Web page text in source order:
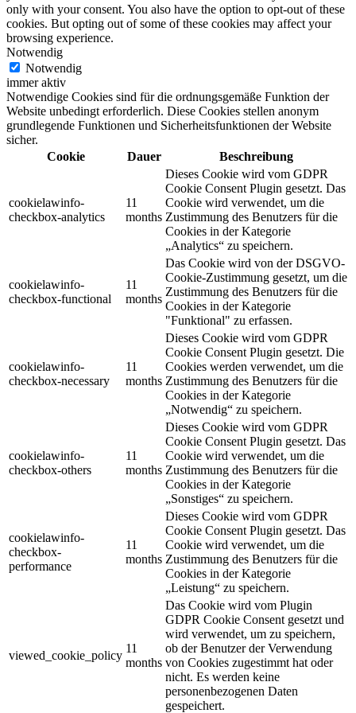
only with your consent. You also have the option to opt-out of these
cookies. But opting out of some of these cookies may affect your
browsing experience.
Notwendig
Notwendig
immer aktiv
Notwendige Cookies sind für die ordnungsgemäße Funktion der
Website unbedingt erforderlich. Diese Cookies stellen anonym
grundlegende Funktionen und Sicherheitsfunktionen der Website
sicher.
Cookie
Dauer Beschreibung
cookielawinfo-
checkbox-analytics
11
months
Dieses Cookie wird vom GDPR
Cookie Consent Plugin gesetzt. Das
Cookie wird verwendet, um die
Zustimmung des Benutzers für die
Cookies in der Kategorie
„Analytics“ zu speichern.
cookielawinfo-
checkbox-functional
11
months
Das Cookie wird von der DSGVO-
Cookie-Zustimmung gesetzt, um die
Zustimmung des Benutzers für die
Cookies in der Kategorie
"Funktional" zu erfassen.
cookielawinfo-
checkbox-necessary
11
months
Dieses Cookie wird vom GDPR
Cookie Consent Plugin gesetzt. Die
Cookies werden verwendet, um die
Zustimmung des Benutzers für die
Cookies in der Kategorie
„Notwendig“ zu speichern.
cookielawinfo-
checkbox-others
11
months
Dieses Cookie wird vom GDPR
Cookie Consent Plugin gesetzt. Das
Cookie wird verwendet, um die
Zustimmung des Benutzers für die
Cookies in der Kategorie
„Sonstiges“ zu speichern.
cookielawinfo-
checkbox-
performance
11
months
Dieses Cookie wird vom GDPR
Cookie Consent Plugin gesetzt. Das
Cookie wird verwendet, um die
Zustimmung des Benutzers für die
Cookies in der Kategorie
„Leistung“ zu speichern.
viewed_cookie_policy
11
months
Das Cookie wird vom Plugin
GDPR Cookie Consent gesetzt und
wird verwendet, um zu speichern,
ob der Benutzer der Verwendung
von Cookies zugestimmt hat oder
nicht. Es werden keine
personenbezogenen Daten
gespeichert.